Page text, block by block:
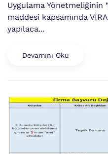
Uygulama Yönetmeliğinin
maddesi kapsamında
yapılaca...
Devamını Oku